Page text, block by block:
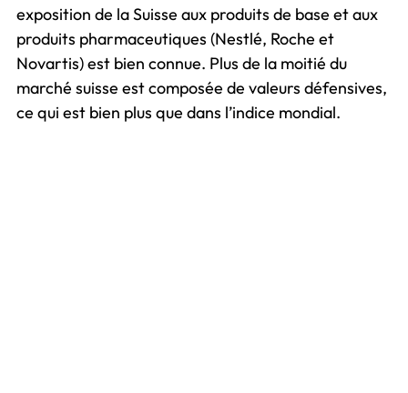
exposition de la Suisse aux produits de base et aux
produits pharmaceutiques (Nestlé, Roche et
Novartis) est bien connue. Plus de la moitié du
marché suisse est composée de valeurs défensives,
ce qui est bien plus que dans l’indice mondial.